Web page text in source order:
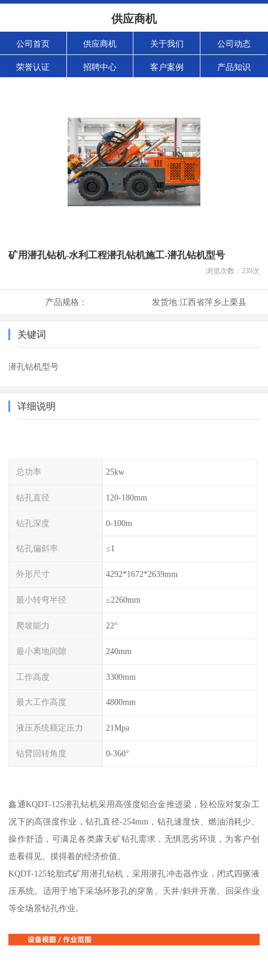
供应商机
公司首页 供应商机 关于我们 公司动态
荣誉认证 招聘中心 客户案例 产品知识
矿用潜孔钻机-水利工程潜孔钻机施工-潜孔钻机型号
浏览次数： 239次
产品规格： 发货地:江西省萍乡上栗县
关键词
潜孔钻机型号
详细说明
总功率 25kw
钻孔直径 120-180mm
钻孔深度 0-100m
钻孔偏斜率 ≤1
外形尺寸 4292*1672*2639mm
最小转弯半径 ≤2260mm
爬坡能力 22°
最小离地间隙 240mm
工作高度 3300mm
最大工作高度 4800mm
液压系统额定压力 21Mpa
钻臂回转角度 0-360°
鑫通KQDT-125潜孔钻机采用高强度铝合金推进梁，轻松应对复杂工
况下的高强度作业，钻孔直径-254mm，钻孔速度快、燃油消耗少、
操作舒适，可满足各类露天矿钻孔需求，无惧恶劣环境，为客户创
造看得见、摸得着的经济价值。
KQDT-125轮胎式矿用潜孔钻机，采用潜孔冲击器作业，闭式四驱液
压系统。适用于地下采场环形孔的穿凿、天井/斜井开凿、回采作业
等全场景钻孔作业。